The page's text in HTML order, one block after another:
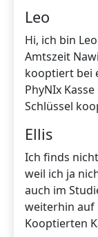
Leo
Hi, ich bin
Amtszeit
kooptiert bei
PhyNIx
Schlüssel
Ellis
Ich finds
weil ich ja
auch im
weiterhin auf
Kooptierten